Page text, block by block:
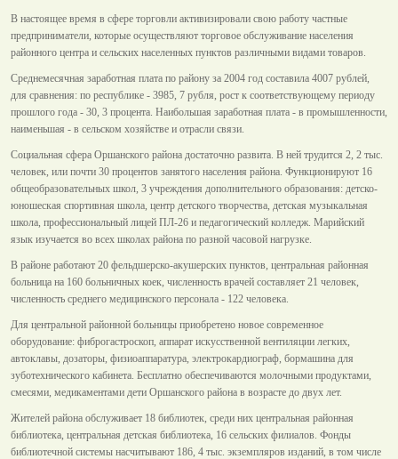
В настоящее время в сфере торговли активизировали свою работу частные
предприниматели, которые осуществляют торговое обслуживание населения
районного центра и сельских населенных пунктов различными видами товаров.
Среднемесячная заработная плата по району за 2004 год составила 4007 рублей,
для сравнения: по республике - 3985, 7 рубля, рост к соответствующему периоду
прошлого года - 30, 3 процента. Наибольшая заработная плата - в промышленности,
наименьшая - в сельском хозяйстве и отрасли связи.
Социальная сфера Оршанского района достаточно развита. В ней трудится 2, 2 тыс.
человек, или почти 30 процентов занятого населения района. Функционируют 16
общеобразовательных школ, 3 учреждения дополнительного образования: детско-
юношеская спортивная школа, центр детского творчества, детская музыкальная
школа, профессиональный лицей ПЛ-26 и педагогический колледж. Марийский
язык изучается во всех школах района по разной часовой нагрузке.
В районе работают 20 фельдшерско-акушерских пунктов, центральная районная
больница на 160 больничных коек, численность врачей составляет 21 человек,
численность среднего медицинского персонала - 122 человека.
Для центральной районной больницы приобретено новое современное
оборудование: фиброгастроскоп, аппарат искусственной вентиляции легких,
автоклавы, дозаторы, физиоаппаратура, электрокардиограф, бормашина для
зуботехнического кабинета. Бесплатно обеспечиваются молочными продуктами,
смесями, медикаментами дети Оршанского района в возрасте до двух лет.
Жителей района обслуживает 18 библиотек, среди них центральная районная
библиотека, центральная детская библиотека, 16 сельских филиалов. Фонды
библиотечной системы насчитывают 186, 4 тыс. экземпляров изданий, в том числе